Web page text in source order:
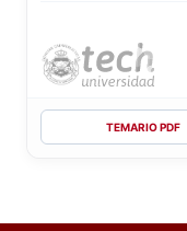
TEMARIO PDF